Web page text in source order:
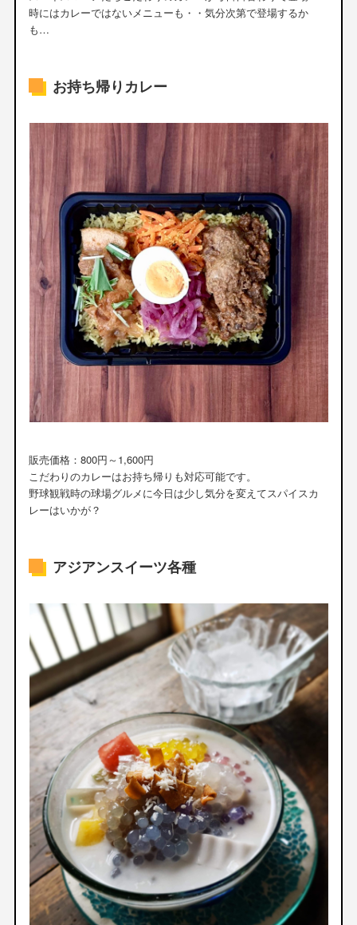
時にはカレーではないメニューも・・気分次第で登場するか
も…
お持ち帰りカレー
販売価格：800円～1,600円
こだわりのカレーはお持ち帰りも対応可能です。
野球観戦時の球場グルメに今日は少し気分を変えてスパイスカ
レーはいかが？
アジアンスイーツ各種